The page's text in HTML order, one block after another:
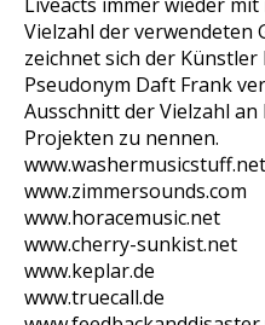
Vielzahl der verwendeten
zeichnet sich der Künstler
Pseudonym Daft Frank
Ausschnitt der Vielzahl
Projekten zu nennen.
www.washermusicstuff.net
www.zimmersounds.com
www.horacemusic.net
www.cherry-sunkist.net
www.keplar.de
www.truecall.de